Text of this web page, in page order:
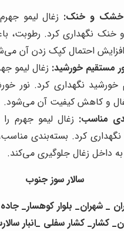
و خنک: زغال لیمو
نگهداری کرد. رطوبت،
احتمال کپک زدن آن
مستقیم خورشید: زغال لیمو
خورشید نگهداری کرد. نور
و کاهش کیفیت آن می‌شود.
مناسب: زغال لیمو جهرم
کرد. بسته‌بندی
داخل زغال جلوگیری می‌کند.
سالار سوز جنوب
_ شهران_ بلوار کوهسار_ جاده
کشار_ کشار سفلی _انبار